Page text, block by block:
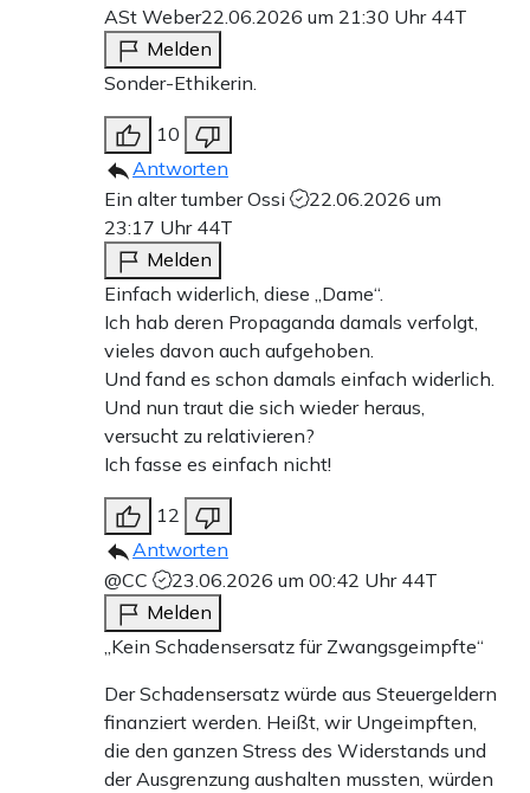
ASt Weber22.06.2026 um 21:30 Uhr 44T
Melden
Sonder-Ethikerin.
10
Antworten
Ein alter tumber Ossi
22.06.2026 um
23:17 Uhr 44T
Melden
Einfach widerlich, diese „Dame“.
Ich hab deren Propaganda damals verfolgt,
vieles davon auch aufgehoben.
Und fand es schon damals einfach widerlich.
Und nun traut die sich wieder heraus,
versucht zu relativieren?
Ich fasse es einfach nicht!
12
Antworten
@CC
23.06.2026 um 00:42 Uhr 44T
Melden
„Kein Schadensersatz für Zwangsgeimpfte“
Der Schadensersatz würde aus Steuergeldern
finanziert werden. Heißt, wir Ungeimpften,
die den ganzen Stress des Widerstands und
der Ausgrenzung aushalten mussten, würden